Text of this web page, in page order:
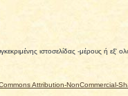
ιστοσελίδας -μέρους ή εξ'
Attribution-NonCommercial-